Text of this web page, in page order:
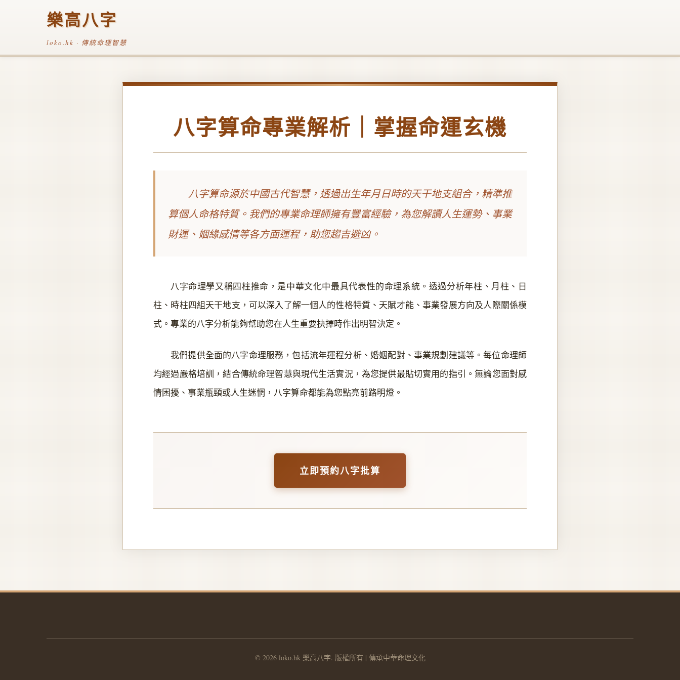
樂高八字
loko.hk · 傳統命理智慧
八字算命專業解析｜掌握命運玄機
八字算命源於中國古代智慧，透過出生年月日時的天干地支組合，精準推
算個人命格特質。我們的專業命理師擁有豐富經驗，為您解讀人生運勢、事業
財運、姻緣感情等各方面運程，助您趨吉避凶。
八字命理學又稱四柱推命，是中華文化中最具代表性的命理系統。透過分析年柱、月柱、日
柱、時柱四組天干地支，可以深入了解一個人的性格特質、天賦才能、事業發展方向及人際關係模
式。專業的八字分析能夠幫助您在人生重要抉擇時作出明智決定。
我們提供全面的八字命理服務，包括流年運程分析、婚姻配對、事業規劃建議等。每位命理師
均經過嚴格培訓，結合傳統命理智慧與現代生活實況，為您提供最貼切實用的指引。無論您面對感
情困擾、事業瓶頸或人生迷惘，八字算命都能為您點亮前路明燈。
立即預約八字批算
© 2026 loko.hk 樂高八字. 版權所有 | 傳承中華命理文化